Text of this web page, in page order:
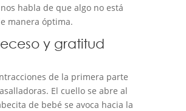
habla de que algo no está
manera óptima.
y gratitud
de la primera parte
El cuello se abre al
de bebé se avoca hacia la